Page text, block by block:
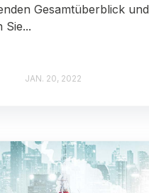
Gesamtüberblick und
Sie...
JAN. 20, 2022